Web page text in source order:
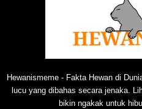
Hewanismeme - Fakta Hewan di
lucu yang dibahas secara jenaka.
bikin ngakak untuk